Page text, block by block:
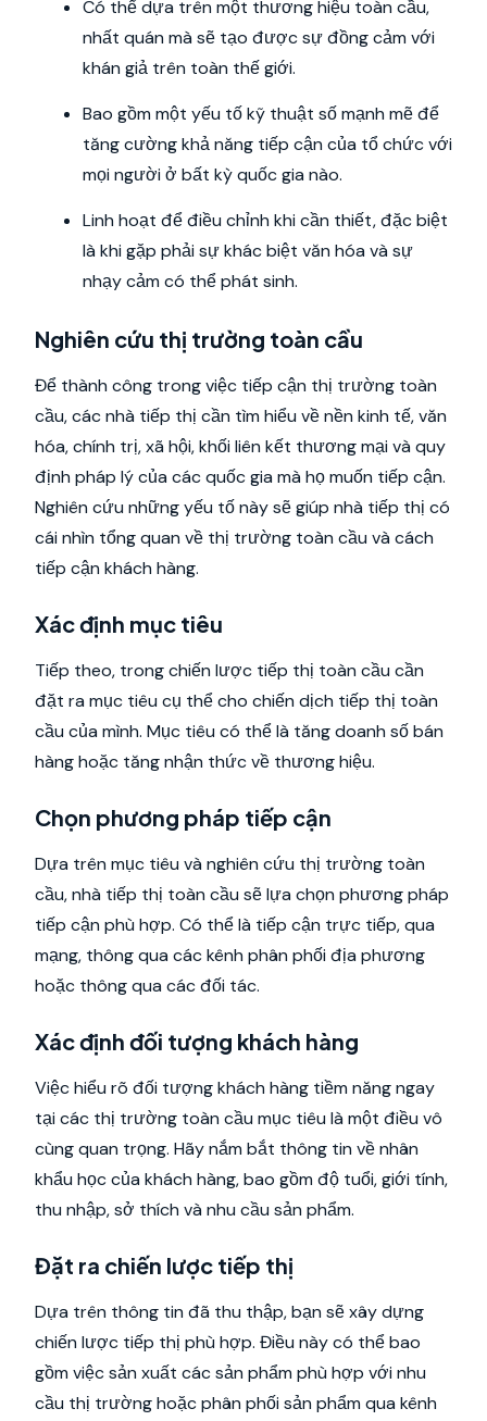
Có thể dựa trên một thương hiệu toàn cầu,
nhất quán mà sẽ tạo được sự đồng cảm với
khán giả trên toàn thế giới.
Bao gồm một yếu tố kỹ thuật số mạnh mẽ để
tăng cường khả năng tiếp cận của tổ chức với
mọi người ở bất kỳ quốc gia nào.
Linh hoạt để điều chỉnh khi cần thiết, đặc biệt
là khi gặp phải sự khác biệt văn hóa và sự
nhạy cảm có thể phát sinh.
Nghiên cứu thị trường toàn cầu
Để thành công trong việc tiếp cận thị trường toàn
cầu, các nhà tiếp thị cần tìm hiểu về nền kinh tế, văn
hóa, chính trị, xã hội, khối liên kết thương mại và quy
định pháp lý của các quốc gia mà họ muốn tiếp cận.
Nghiên cứu những yếu tố này sẽ giúp nhà tiếp thị có
cái nhìn tổng quan về thị trường toàn cầu và cách
tiếp cận khách hàng.
Xác định mục tiêu
Tiếp theo, trong chiến lược tiếp thị toàn cầu cần
đặt ra mục tiêu cụ thể cho chiến dịch tiếp thị toàn
cầu của mình. Mục tiêu có thể là tăng doanh số bán
hàng hoặc tăng nhận thức về thương hiệu.
Chọn phương pháp tiếp cận
Dựa trên mục tiêu và nghiên cứu thị trường toàn
cầu, nhà tiếp thị toàn cầu sẽ lựa chọn phương pháp
tiếp cận phù hợp. Có thể là tiếp cận trực tiếp, qua
mạng, thông qua các kênh phân phối địa phương
hoặc thông qua các đối tác.
Xác định đối tượng khách hàng
Việc hiểu rõ đối tượng khách hàng tiềm năng ngay
tại các thị trường toàn cầu mục tiêu là một điều vô
cùng quan trọng. Hãy nắm bắt thông tin về nhân
khẩu học của khách hàng, bao gồm độ tuổi, giới tính,
thu nhập, sở thích và nhu cầu sản phẩm.
Đặt ra chiến lược tiếp thị
Dựa trên thông tin đã thu thập, bạn sẽ xây dựng
chiến lược tiếp thị phù hợp. Điều này có thể bao
gồm việc sản xuất các sản phẩm phù hợp với nhu
cầu thị trường hoặc phân phối sản phẩm qua kênh